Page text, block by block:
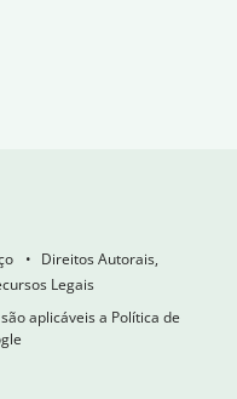
Direitos Autorais,
Legais
aplicáveis a Política de